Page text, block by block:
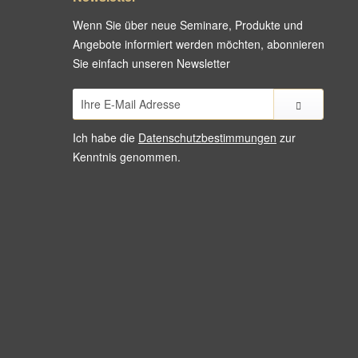
Wenn Sie über neue Seminare, Produkte und
Angebote informiert werden möchten, abonnieren
Sie einfach unseren Newsletter
Ich habe die Datenschutzbestimmungen zur
Kenntnis genommen.